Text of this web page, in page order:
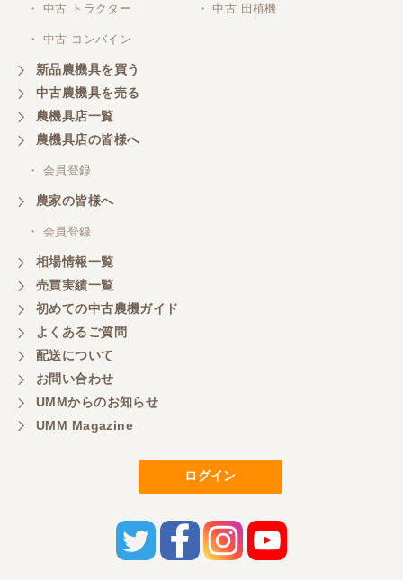
・ 中古 トラクター ・ 中古 田植機
・ 中古 コンバイン
新品農機具を買う
中古農機具を売る
農機具店一覧
農機具店の皆様へ
・ 会員登録
農家の皆様へ
・ 会員登録
相場情報一覧
売買実績一覧
初めての中古農機ガイド
よくあるご質問
配送について
お問い合わせ
UMMからのお知らせ
UMM Magazine
ログイン